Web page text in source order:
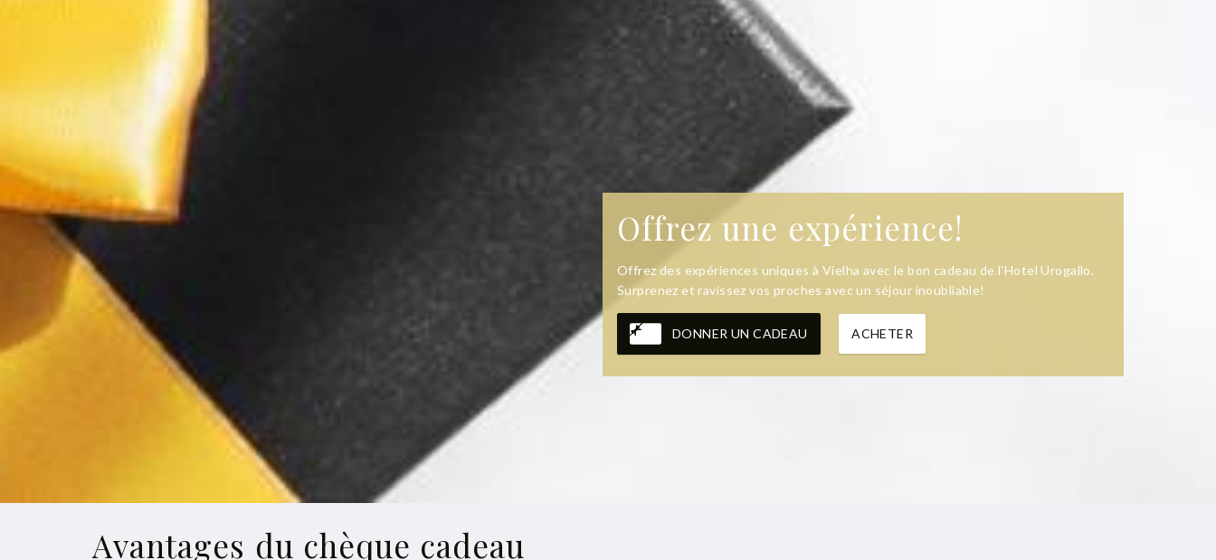
Surprenez vos proches avec un chèque-cadeau de l'Hotel Urogallo, où vous pourrez profiter d'un séjour unique à
Vielha, grâce à nos chambres confortables, et vous régaler de notre délicieuse cuisine.
Offrez ou offrez-vous des moments inoubliables avec l'Hotel Urogallo!
Offrez une expérience!
Offrez des expériences uniques à Vielha avec le bon cadeau de l'Hotel Urogallo.
Surprenez et ravissez vos proches avec un séjour inoubliable!
DONNER UN CADEAU ACHETER
Avantages du chèque cadeau